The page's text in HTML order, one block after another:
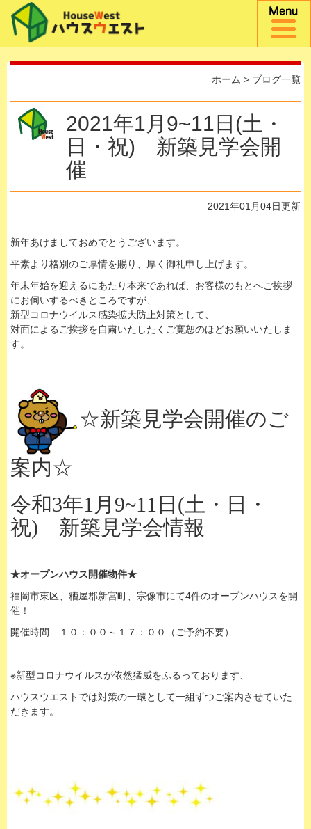
ホーム > ブログ一覧
2021年1月9~11日(土・
日・祝) 新築見学会開
催
2021年01月04日更新
新年あけましておめでとうございます。
平素より格別のご厚情を賜り、厚く御礼申し上げます。
年末年始を迎えるにあたり本来であれば、お客様のもとへご挨拶
にお伺いするべきところですが、
新型コロナウイルス感染拡大防止対策として、
対面によるご挨拶を自粛いたしたくご寛恕のほどお願いいたしま
す。
☆新築見学会開催のご
案内☆
令和3年1月9~11日(土・日・
祝) 新築見学会情報
★オープンハウス開催物件★
福岡市東区、糟屋郡新宮町、宗像市にて4件のオープンハウスを開
催！
開催時間 １０：００～１７：００（ご予約不要）
※新型コロナウイルスが依然猛威をふるっております、
ハウスウエストでは対策の一環として一組ずつご案内させていた
だきます。